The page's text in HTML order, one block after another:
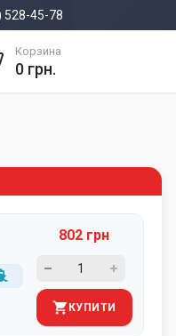
528-45-78
Корзина
0 грн.
802 грн
КУПИТИ